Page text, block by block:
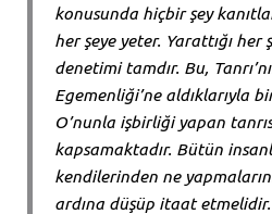
konusunda hiçbir şey
her şeye yeter. Yarattığı her
denetimi tamdır. Bu,
Egemenliği’ne aldıklarıyla
O’nunla işbirliği yapan
kapsamaktadır. Bütün
kendilerinden ne
ardına düşüp itaat etmelidir.